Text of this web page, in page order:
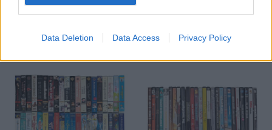
Data Deletion Data Access Privacy Policy
KAPCSOLÓDÓ MŰTÁRGYAK